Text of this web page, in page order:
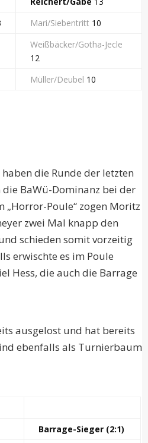
Mari/Siebentritt 10
Weißbäcker/Gotha-Jecle
12
Müller/Deubel 10
die Runde der letzten
BaWü-Dominanz bei der
„Horror-Poule“ zogen Moritz
zwei Mal knapp den
schieden somit vorzeitig
erwischte es im Poule
Hess, die auch die Barrage
ausgelost und hat bereits
ebenfalls als Turnierbaum
Barrage-Sieger (2:1)